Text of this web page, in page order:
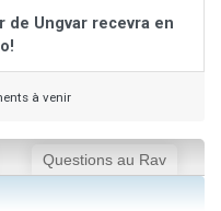
de Ungvar recevra en
à venir
Questions au Rav